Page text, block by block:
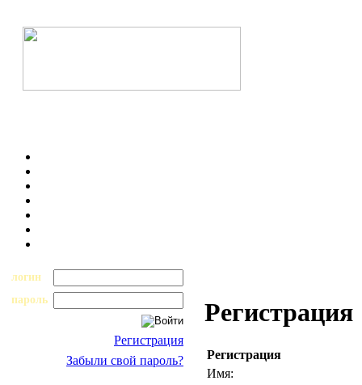
логин
пароль
Регистрация
Забыли свой пароль?
Регистрация
Регистрация
Имя: